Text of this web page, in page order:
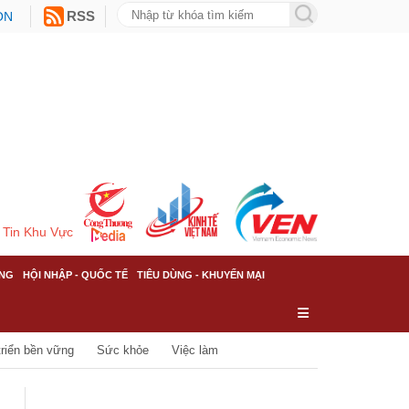
RSS
Tin Khu Vực
HỘI NHẬP - QUỐC TẾ TIÊU DÙNG - KHUYẾN MẠI
bền vững Sức khỏe Việc làm